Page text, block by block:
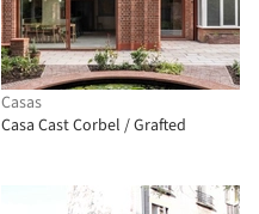
Casas
Casa Cast Corbel / Grafted